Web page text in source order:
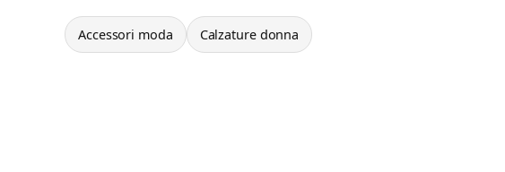
Accessori moda Calzature donna